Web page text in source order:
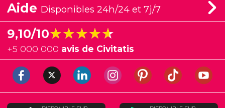
Aide Disponibles 24h/24 et 7j/7
9,10/10★★★★★
★★★★★
+5 000 000 avis de Civitatis